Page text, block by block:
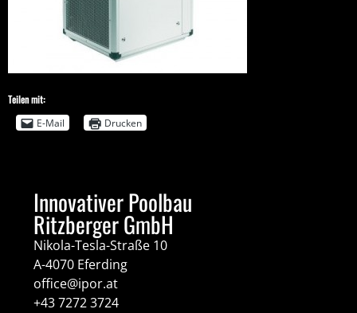
Teilen mit:
E-Mail
Drucken
Innovativer Poolbau
Ritzberger GmbH
Nikola-Tesla-Straße 10
A-4070 Eferding
office@ipor.at
+43 7272 3724